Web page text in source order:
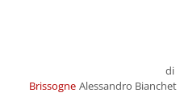
Brissogne
di
Alessandro Bianchet